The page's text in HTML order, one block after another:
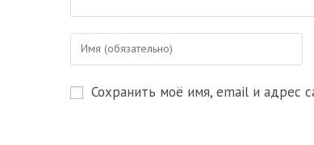
Введите
Сохранить моё имя, email и адрес